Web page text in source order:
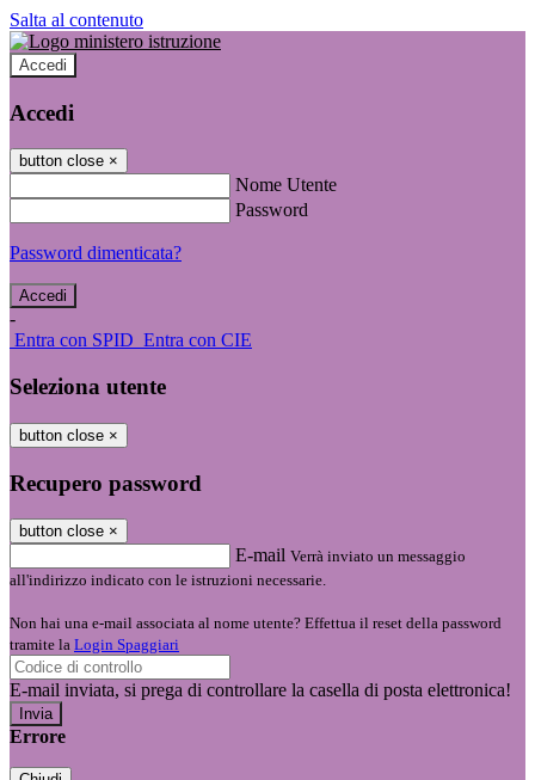
Salta al contenuto
Accedi
Accedi
button close ×
Nome Utente
Password
Password dimenticata?
-
Entra con SPID Entra con CIE
Seleziona utente
button close ×
Recupero password
button close ×
E-mail Verrà inviato un messaggio
all'indirizzo indicato con le istruzioni necessarie.
Non hai una e-mail associata al nome utente? Effettua il reset della password
tramite la Login Spaggiari
E-mail inviata, si prega di controllare la casella di posta elettronica!
Errore